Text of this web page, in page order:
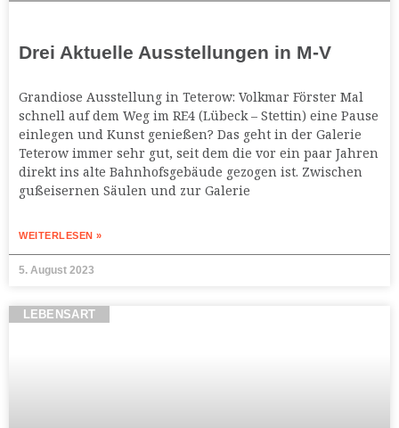
Drei Aktuelle Ausstellungen in M-V
Grandiose Ausstellung in Teterow: Volkmar Förster Mal
schnell auf dem Weg im RE4 (Lübeck – Stettin) eine Pause
einlegen und Kunst genießen? Das geht in der Galerie
Teterow immer sehr gut, seit dem die vor ein paar Jahren
direkt ins alte Bahnhofsgebäude gezogen ist. Zwischen
gußeisernen Säulen und zur Galerie
WEITERLESEN »
5. August 2023
LEBENSART